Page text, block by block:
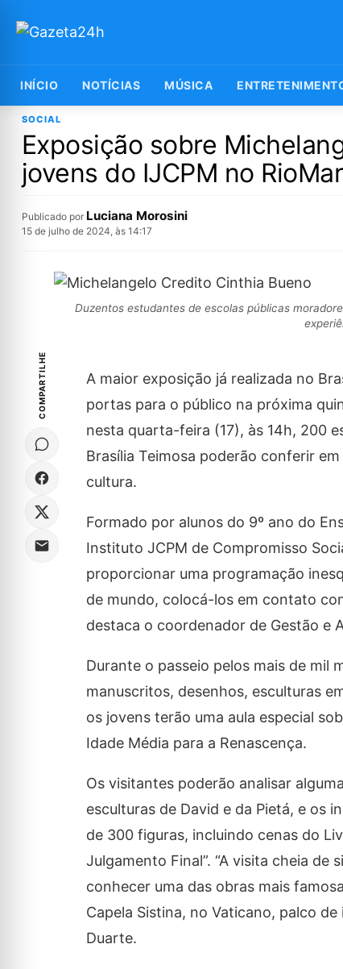
INÍCIO NOTÍCIAS MÚSICA
SOCIAL
Exposição sobre
jovens do IJCPM no
Publicado por Luciana Morosini
15 de julho de 2024, às 14:17
Duzentos estudantes de escolas públicas
COMPARTILHE
A maior exposição já realizada no
portas para o público na próxima
nesta quarta-feira (17), às 14h, 200
Brasília Teimosa poderão conferir
cultura.
Formado por alunos do 9º ano do
Instituto JCPM de Compromisso
proporcionar uma programação
de mundo, colocá-los em contato
destaca o coordenador de Gestão e
Durante o passeio pelos mais de mil
manuscritos, desenhos, esculturas
os jovens terão uma aula especial
Idade Média para a Renascença.
Os visitantes poderão analisar
esculturas de David e da Pietá, e os
de 300 figuras, incluindo cenas do
Julgamento Final”. “A visita cheia
conhecer uma das obras mais
Capela Sistina, no Vaticano, palco
Duarte.